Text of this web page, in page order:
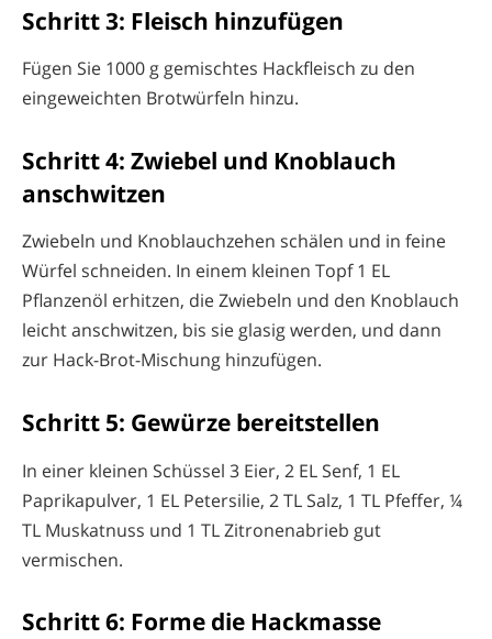
Schritt 3: Fleisch hinzufügen
Fügen Sie 1000 g gemischtes Hackfleisch zu den
eingeweichten Brotwürfeln hinzu.
Schritt 4: Zwiebel und Knoblauch
anschwitzen
Zwiebeln und Knoblauchzehen schälen und in feine
Würfel schneiden. In einem kleinen Topf 1 EL
Pflanzenöl erhitzen, die Zwiebeln und den Knoblauch
leicht anschwitzen, bis sie glasig werden, und dann
zur Hack-Brot-Mischung hinzufügen.
Schritt 5: Gewürze bereitstellen
In einer kleinen Schüssel 3 Eier, 2 EL Senf, 1 EL
Paprikapulver, 1 EL Petersilie, 2 TL Salz, 1 TL Pfeffer, ¼
TL Muskatnuss und 1 TL Zitronenabrieb gut
vermischen.
Schritt 6: Forme die Hackmasse